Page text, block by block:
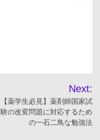
Next:
【薬学生必見】薬剤師国家試
験の改変問題に対応するため
の一石二鳥な勉強法